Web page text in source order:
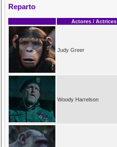
Reparto
Actores / Actrices
Judy Greer
Woody Harrelson